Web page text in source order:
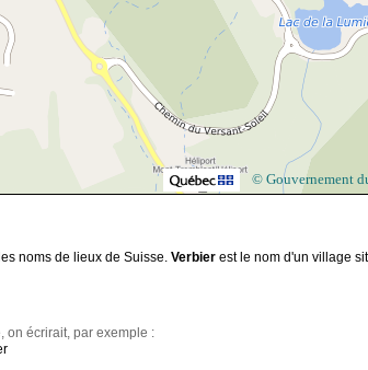
© Gouvernement
noms de lieux de Suisse. Verbier est le nom d'un village
on écrirait, par exemple :